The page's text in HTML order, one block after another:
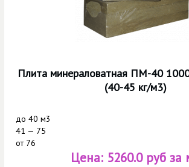
Плита минераловатная ПМ-40
(40-45 кг/м3)
до 40 м3
41 — 75
от76
Цена: 5260.0 руб за